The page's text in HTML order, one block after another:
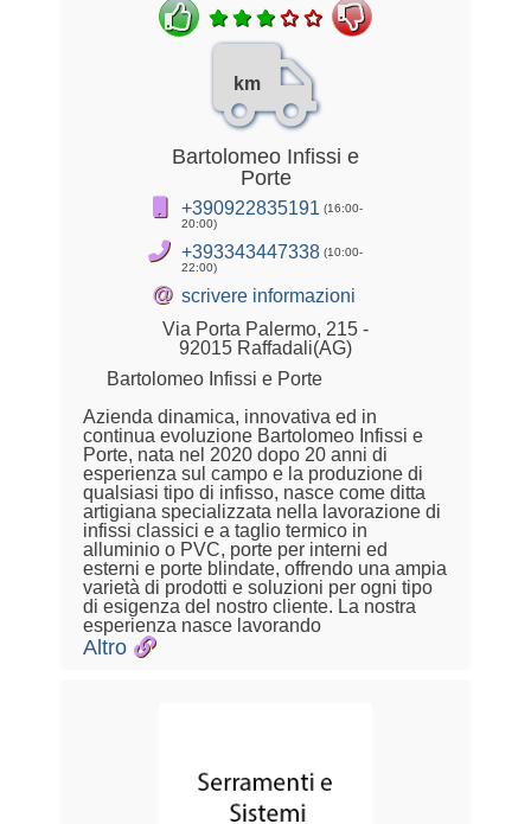
km
Bartolomeo Infissi e
Porte
+390922835191 (16:00-
20:00)
+393343447338 (10:00-
22:00)
@ scrivere informazioni
Via Porta Palermo, 215 -
92015 Raffadali(AG)
Bartolomeo Infissi e Porte
Azienda dinamica, innovativa ed in
continua evoluzione Bartolomeo Infissi e
Porte, nata nel 2020 dopo 20 anni di
esperienza sul campo e la produzione di
qualsiasi tipo di infisso, nasce come ditta
artigiana specializzata nella lavorazione di
infissi classici e a taglio termico in
alluminio o PVC, porte per interni ed
esterni e porte blindate, offrendo una ampia
varietà di prodotti e soluzioni per ogni tipo
di esigenza del nostro cliente. La nostra
esperienza nasce lavorando
Altro